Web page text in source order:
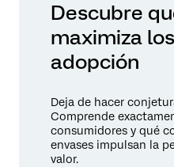
Descubre
maximiza
adopción
Deja de hacer
Comprende
consumidores y qué
envases impulsan la
valor.